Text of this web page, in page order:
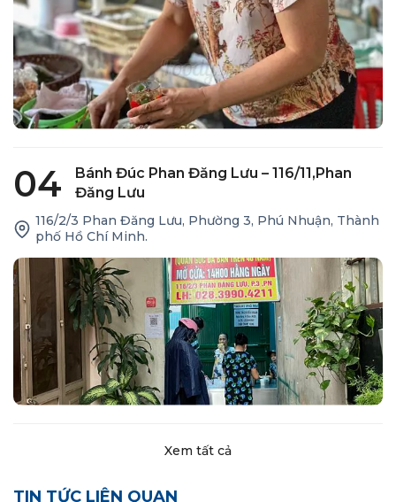
04
Bánh Đúc Phan Đăng Lưu – 116/11,Phan
Đăng Lưu
116/2/3 Phan Đăng Lưu, Phường 3, Phú Nhuận, Thành
phố Hồ Chí Minh.
Xem tất cả
TIN TỨC LIÊN QUAN